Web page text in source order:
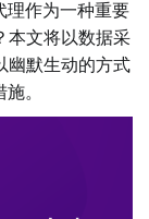
理作为一种重要
本文将以数据采
幽默生动的方式
。